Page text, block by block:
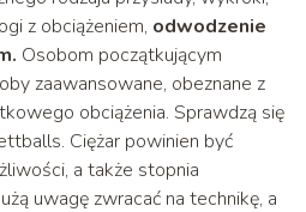
z obciążeniem, odwodzenie
Osobom początkującym
zaawansowane, obeznane z
obciążenia. Sprawdzą się
Ciężar powinien być
a także stopnia
uwagę zwracać na technikę, a